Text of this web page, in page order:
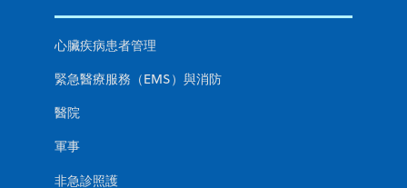
心臟疾病患者管理
緊急醫療服務（EMS）與消防
醫院
軍事
非急診照護